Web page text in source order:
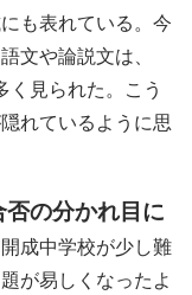
も表れている。今
文や論説文は、
見られた。こう
れているように思
の分かれ目に
成中学校が少し難
が易しくなったよ